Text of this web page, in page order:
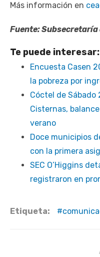
Más información en
Fuente: Subsecretaría
Te puede interesar:
Encuesta Casen
la pobreza por
Cóctel de Sábado
Cisternas,
verano
Doce municipios
con la primera
SEC O’Higgins
registraron en
Etiqueta: